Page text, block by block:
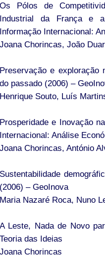
Os Pólos de
Industrial da França e
Informação Internacional:
Joana Chorincas, João
Preservação e exploração
do passado (2006) –
Henrique Souto, Luís
Prosperidade e Inovação
Internacional: Análise
Joana Chorincas, António
Sustentabilidade
(2006) – GeoInova
Maria Nazaré Roca, Nuno
A Leste, Nada de Novo
Teoria das Ideias
Joana Chorincas